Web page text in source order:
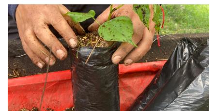
MECANISMO DE ATENCIÓN DE QUEJAS Y RECLAMOS
DONA